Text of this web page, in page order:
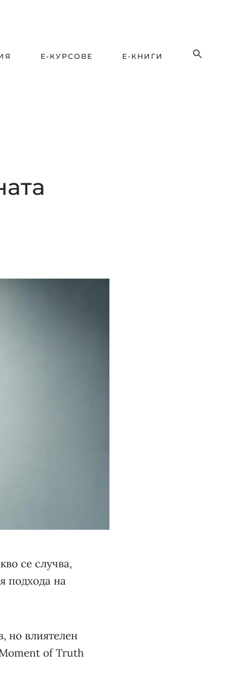
Е-КУРСОВЕ Е-КНИГИ
се случва,
подхода на
но влиятелен
of Truth